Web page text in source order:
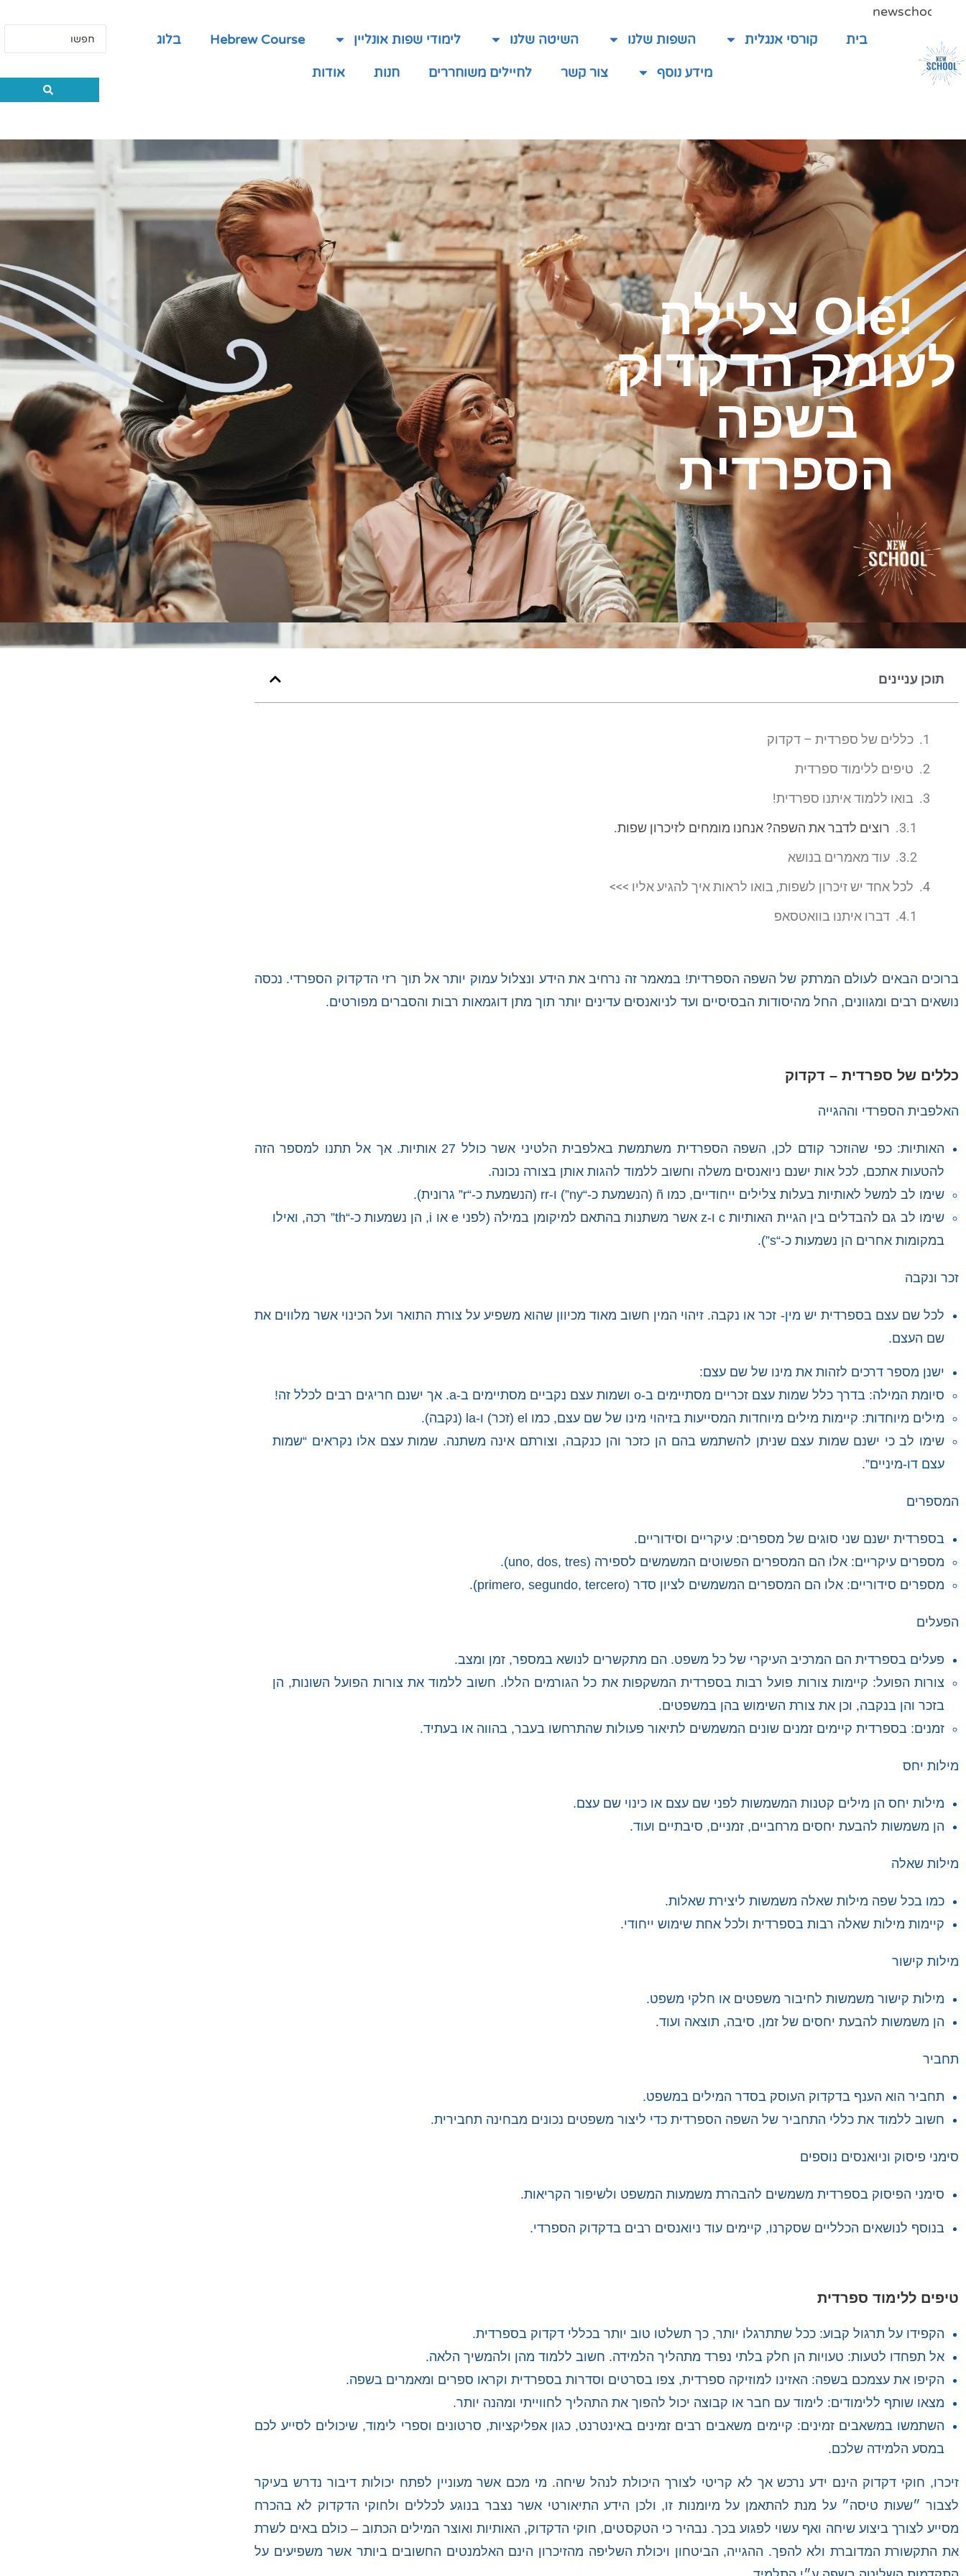
newschool.co.il
בית
קורסי אנגלית השפות שלנו השיטה שלנו לימודי שפות אונליין Hebrew Course בלוג
מידע נוסף צור קשר לחיילים משוחררים חנות אודות
!Olé צלילה
לעומק הדקדוק
בשפה
הספרדית
תוכן עניינים
כללים של ספרדית – דקדוק
טיפים ללימוד ספרדית
בואו ללמוד איתנו ספרדית!
רוצים לדבר את השפה? אנחנו מומחים לזיכרון שפות.
עוד מאמרים בנושא
לכל אחד יש זיכרון לשפות, בואו לראות איך להגיע אליו >>>
דברו איתנו בוואטסאפ
ברוכים הבאים לעולם המרתק של השפה הספרדית! במאמר זה נרחיב את הידע ונצלול עמוק יותר אל תוך רזי הדקדוק הספרדי. נכסה
נושאים רבים ומגוונים, החל מהיסודות הבסיסיים ועד לניואנסים עדינים יותר תוך מתן דוגמאות רבות והסברים מפורטים.
כללים של ספרדית – דקדוק
האלפבית הספרדי וההגייה
האותיות: כפי שהוזכר קודם לכן, השפה הספרדית משתמשת באלפבית הלטיני אשר כולל 27 אותיות. אך אל תתנו למספר הזה
להטעות אתכם, לכל אות ישנם ניואנסים משלה וחשוב ללמוד להגות אותן בצורה נכונה.
שימו לב למשל לאותיות בעלות צלילים ייחודיים, כמו ñ (הנשמעת כ-“ny”) ו-rr (הנשמעת כ-“r” גרונית).
שימו לב גם להבדלים בין הגיית האותיות c ו-z אשר משתנות בהתאם למיקומן במילה (לפני e או i, הן נשמעות כ-“th” רכה, ואילו
במקומות אחרים הן נשמעות כ-“s”).
זכר ונקבה
לכל שם עצם בספרדית יש מין- זכר או נקבה. זיהוי המין חשוב מאוד מכיוון שהוא משפיע על צורת התואר ועל הכינוי אשר מלווים את
שם העצם.
ישנן מספר דרכים לזהות את מינו של שם עצם:
סיומת המילה: בדרך כלל שמות עצם זכריים מסתיימים ב-o ושמות עצם נקביים מסתיימים ב-a. אך ישנם חריגים רבים לכלל זה!
מילים מיוחדות: קיימות מילים מיוחדות המסייעות בזיהוי מינו של שם עצם, כמו el (זכר) ו-la (נקבה).
שימו לב כי ישנם שמות עצם שניתן להשתמש בהם הן כזכר והן כנקבה, וצורתם אינה משתנה. שמות עצם אלו נקראים “שמות
עצם דו-מיניים”.
המספרים
בספרדית ישנם שני סוגים של מספרים: עיקריים וסידוריים.
מספרים עיקריים: אלו הם המספרים הפשוטים המשמשים לספירה (uno, dos, tres).
מספרים סידוריים: אלו הם המספרים המשמשים לציון סדר (primero, segundo, tercero).
הפעלים
פעלים בספרדית הם המרכיב העיקרי של כל משפט. הם מתקשרים לנושא במספר, זמן ומצב.
צורות הפועל: קיימות צורות פועל רבות בספרדית המשקפות את כל הגורמים הללו. חשוב ללמוד את צורות הפועל השונות, הן
בזכר והן בנקבה, וכן את צורת השימוש בהן במשפטים.
זמנים: בספרדית קיימים זמנים שונים המשמשים לתיאור פעולות שהתרחשו בעבר, בהווה או בעתיד.
מילות יחס
מילות יחס הן מילים קטנות המשמשות לפני שם עצם או כינוי שם עצם.
הן משמשות להבעת יחסים מרחביים, זמניים, סיבתיים ועוד.
מילות שאלה
כמו בכל שפה מילות שאלה משמשות ליצירת שאלות.
קיימות מילות שאלה רבות בספרדית ולכל אחת שימוש ייחודי.
מילות קישור
מילות קישור משמשות לחיבור משפטים או חלקי משפט.
הן משמשות להבעת יחסים של זמן, סיבה, תוצאה ועוד.
תחביר
תחביר הוא הענף בדקדוק העוסק בסדר המילים במשפט.
חשוב ללמוד את כללי התחביר של השפה הספרדית כדי ליצור משפטים נכונים מבחינה תחבירית.
סימני פיסוק וניואנסים נוספים
סימני הפיסוק בספרדית משמשים להבהרת משמעות המשפט ולשיפור הקריאות.
בנוסף לנושאים הכלליים שסקרנו, קיימים עוד ניואנסים רבים בדקדוק הספרדי.
טיפים ללימוד ספרדית
הקפידו על תרגול קבוע: ככל שתתרגלו יותר, כך תשלטו טוב יותר בכללי דקדוק בספרדית.
אל תפחדו לטעות: טעויות הן חלק בלתי נפרד מתהליך הלמידה. חשוב ללמוד מהן ולהמשיך הלאה.
הקיפו את עצמכם בשפה: האזינו למוזיקה ספרדית, צפו בסרטים וסדרות בספרדית וקראו ספרים ומאמרים בשפה.
מצאו שותף ללימודים: לימוד עם חבר או קבוצה יכול להפוך את התהליך לחווייתי ומהנה יותר.
השתמשו במשאבים זמינים: קיימים משאבים רבים זמינים באינטרנט, כגון אפליקציות, סרטונים וספרי לימוד, שיכולים לסייע לכם
במסע הלמידה שלכם.
זיכרו, חוקי דקדוק הינם ידע נרכש אך לא קריטי לצורך היכולת לנהל שיחה. מי מכם אשר מעוניין לפתח יכולות דיבור נדרש בעיקר
לצבור ״שעות טיסה״ על מנת להתאמן על מיומנות זו, ולכן הידע התיאורטי אשר נצבר בנוגע לכללים ולחוקי הדקדוק לא בהכרח
מסייע לצורך ביצוע שיחה ואף עשוי לפגוע בכך. נבהיר כי הטקסטים, חוקי הדקדוק, האותיות ואוצר המילים הכתוב – כולם באים לשרת
את התקשורת המדוברת ולא להפך. ההגייה, הביטחון ויכולת השליפה מהזיכרון הינם האלמנטים החשובים ביותר אשר משפיעים על